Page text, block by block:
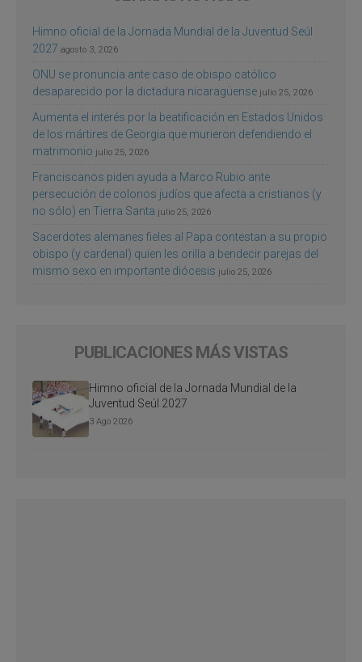
Himno oficial de la Jornada Mundial de la Juventud Seúl
2027 agosto 3, 2026
ONU se pronuncia ante caso de obispo católico
desaparecido por la dictadura nicaragüense julio 25, 2026
Aumenta el interés por la beatificación en Estados Unidos
de los mártires de Georgia que murieron defendiendo el
matrimonio julio 25, 2026
Franciscanos piden ayuda a Marco Rubio ante
persecución de colonos judíos que afecta a cristianos (y
no sólo) en Tierra Santa julio 25, 2026
Sacerdotes alemanes fieles al Papa contestan a su propio
obispo (y cardenal) quien les orilla a bendecir parejas del
mismo sexo en importante diócesis julio 25, 2026
PUBLICACIONES MÁS VISTAS
Himno oficial de la Jornada Mundial de la
Juventud Seúl 2027
3 Ago 2026